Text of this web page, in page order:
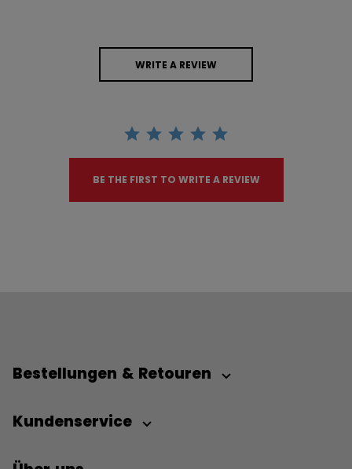
WRITE A REVIEW
BE THE FIRST TO WRITE A REVIEW
Bestellungen & Retouren
Kundenservice